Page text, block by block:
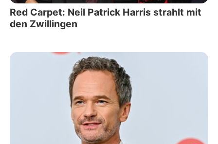
Red Carpet: Neil Patrick Harris strahlt mit
den Zwillingen